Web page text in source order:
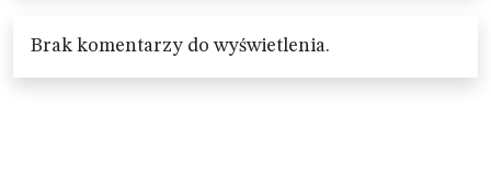
Brak komentarzy do wyświetlenia.